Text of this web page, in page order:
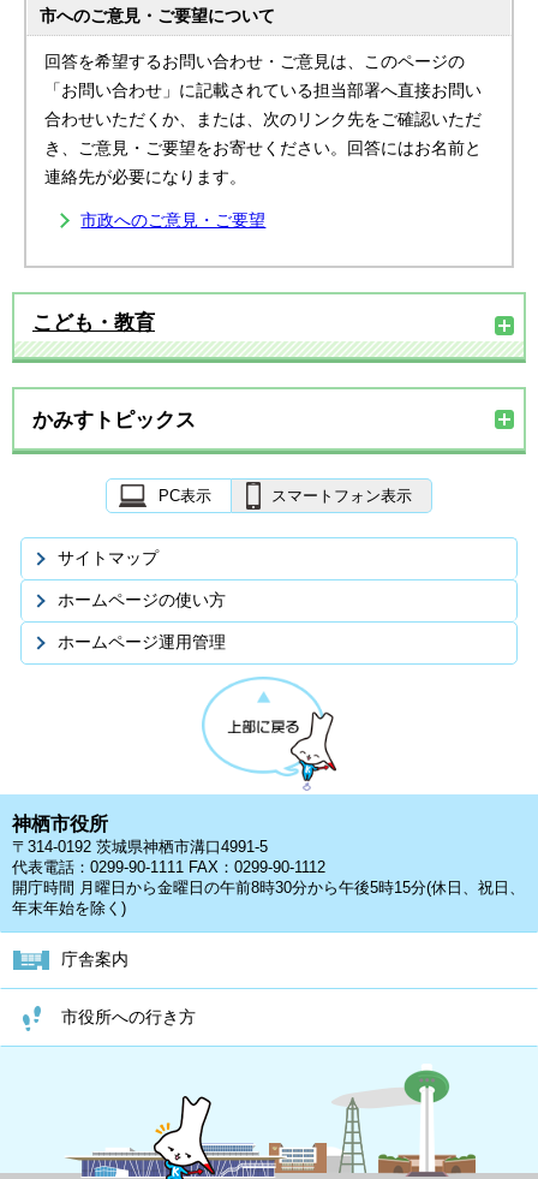
市へのご意見・ご要望について
回答を希望するお問い合わせ・ご意見は、このページの
「お問い合わせ」に記載されている担当部署へ直接お問い
合わせいただくか、または、次のリンク先をご確認いただ
き、ご意見・ご要望をお寄せください。回答にはお名前と
連絡先が必要になります。
市政へのご意見・ご要望
こども・教育
かみすトピックス
PC表示 スマートフォン表示
サイトマップ
ホームページの使い方
ホームページ運用管理
神栖市役所
〒314-0192 茨城県神栖市溝口4991-5
代表電話：0299-90-1111 FAX：0299-90-1112
開庁時間 月曜日から金曜日の午前8時30分から午後5時15分(休日、祝日、
年末年始を除く)
庁舎案内
市役所への行き方